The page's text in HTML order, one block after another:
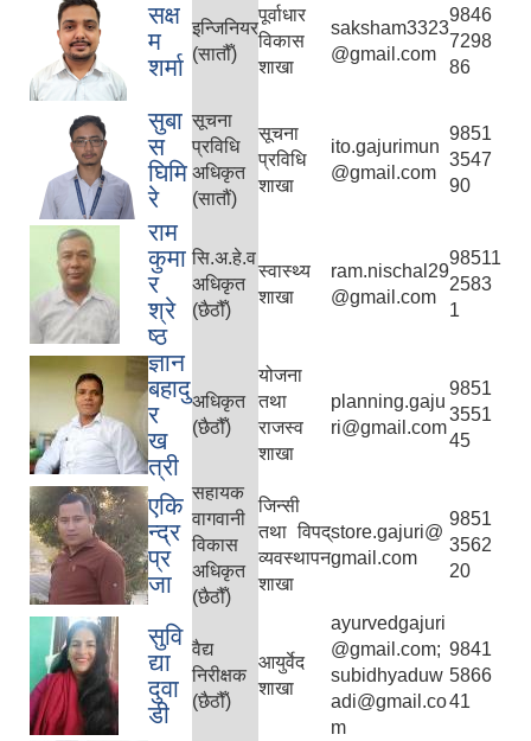
सक्ष
म
शर्मा
इन्जिनियर
(सातौँ)
पूर्वाधार
विकास
शाखा
saksham3323
@gmail.com
9846
7298
86
सुबा
स
घिमि
रे
सूचना
प्रविधि
अधिकृत
(सातौं)
सूचना
प्रविधि
शाखा
ito.gajurimun
@gmail.com
9851
3547
90
राम
कुमा
र
श्रे
ष्‍ठ
सि.अ.हे.व
अधिकृत
(छैठौँ)
स्वास्थ्य
शाखा
ram.nischal29
@gmail.com
98511
2583
1
ज्ञान
बहादु
र
ख
त्री
अधिकृत
(छैठौँ)
योजना
तथा
राजस्व
शाखा
planning.gaju
ri@gmail.com
9851
3551
45
एकि
न्द्र
प्र
जा
सहायक
वागवानी
विकास
अधिकृत
(छैठौँ)
जिन्सी
तथा विपद्
व्यवस्थापन
शाखा
store.gajuri@
gmail.com
9851
3562
20
सुवि
द्या
दुवा
डी
वैद्य
निरीक्षक
(छैठौँ)
आयुर्वेद
शाखा
ayurvedgajuri
@gmail.com;
subidhyaduw
adi@gmail.co
m
9841
5866
41